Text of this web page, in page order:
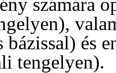
bázissal) és
tengelyen).